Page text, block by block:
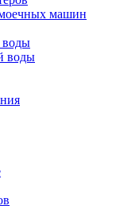
машин
воды
воды